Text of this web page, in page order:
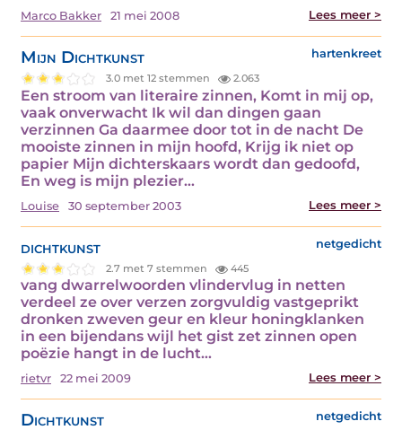
Marco Bakker 21 mei 2008 Lees meer >
Mijn Dichtkunst hartenkreet
3.0 met 12 stemmen 2.063
Een stroom van literaire zinnen, Komt in mij op,
vaak onverwacht Ik wil dan dingen gaan
verzinnen Ga daarmee door tot in de nacht De
mooiste zinnen in mijn hoofd, Krijg ik niet op
papier Mijn dichterskaars wordt dan gedoofd,
En weg is mijn plezier…
Louise 30 september 2003 Lees meer >
dichtkunst netgedicht
2.7 met 7 stemmen 445
vang dwarrelwoorden vlindervlug in netten
verdeel ze over verzen zorgvuldig vastgeprikt
dronken zweven geur en kleur honingklanken
in een bijendans wijl het gist zet zinnen open
poëzie hangt in de lucht…
rietvr 22 mei 2009 Lees meer >
Dichtkunst netgedicht